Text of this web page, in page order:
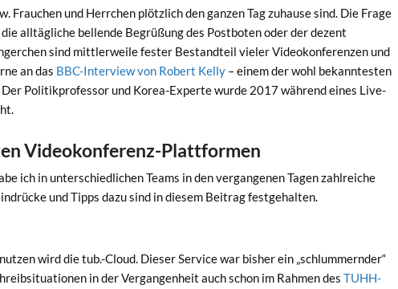
Frauchen und Herrchen plötzlich den ganzen Tag zuhause sind. Die Frage
die alltägliche bellende Begrüßung des Postboten oder der dezent
sind mittlerweile fester Bestandteil vieler Videokonferenzen und
an das BBC-Interview von Robert Kelly – einem der wohl bekanntesten
Politikprofessor und Korea-Experte wurde 2017 während eines Live-
Videokonferenz-Plattformen
ich in unterschiedlichen Teams in den vergangenen Tagen zahlreiche
und Tipps dazu sind in diesem Beitrag festgehalten.
wird die tub.-Cloud. Dieser Service war bisher ein „schlummernder“
in der Vergangenheit auch schon im Rahmen desTUHH-